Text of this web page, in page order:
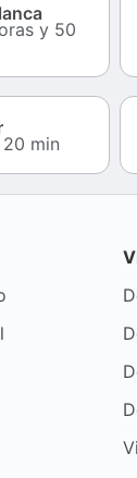
y 50
min